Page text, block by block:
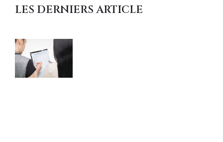
LES DERNIERS ARTICLE